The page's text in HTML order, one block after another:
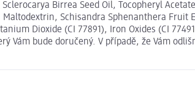
Birrea Seed Oil, Tocopheryl
Schisandra Sphenanthera Fruit
Dioxide (CI 77891), Iron Oxides (CI
bude doručený. V případě, že Vám